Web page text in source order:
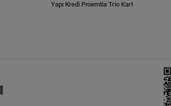
Yapı Kredi Proemtia Trio Kart